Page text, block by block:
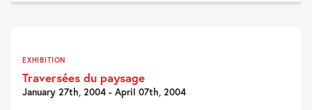
EXHIBITION
Traversées du paysage
January 27th, 2004 - April 07th, 2004